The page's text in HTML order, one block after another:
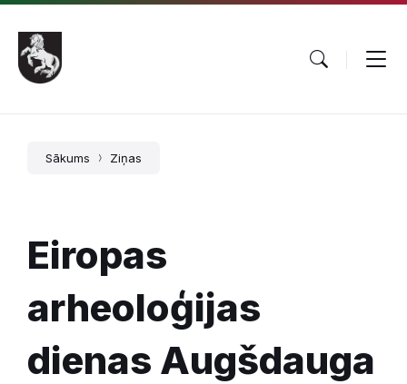
Pāriet
saturu
Skip
main
navigation
Skip
footer
Sākums Ziņas
Eiropas
arheoloģijas
dienas Augšdauga